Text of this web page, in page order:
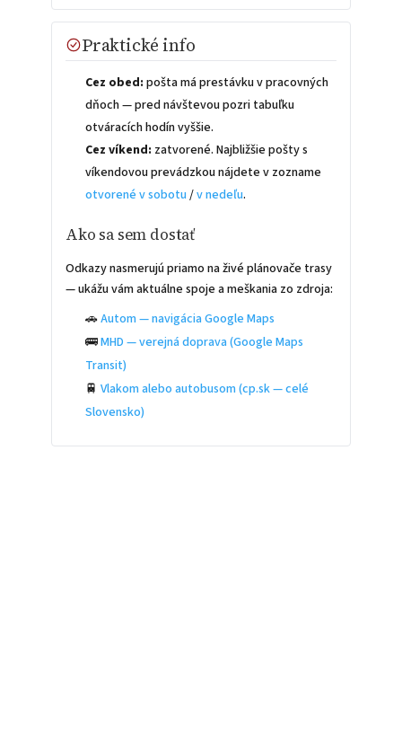
Praktické info
Cez obed: pošta má prestávku v pracovných
dňoch — pred návštevou pozri tabuľku
otváracích hodín vyššie.
Cez víkend: zatvorené. Najbližšie pošty s
víkendovou prevádzkou nájdete v zozname
otvorené v sobotu /v nedeľu.
Ako sa sem dostať
Odkazy nasmerujú priamo na živé plánovače trasy
— ukážu vám aktuálne spoje a meškania zo zdroja:
🚗Autom — navigácia Google Maps
🚌MHD — verejná doprava (Google Maps
Transit)
🚆Vlakom alebo autobusom (cp.sk — celé
Slovensko)